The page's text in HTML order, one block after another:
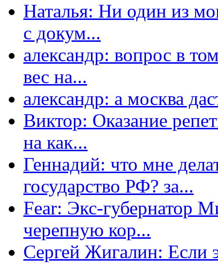
Наталья: Ни один из
с докум...
александр: вопрос в
вес на...
александр: а москва
Виктор: Оказание
на как...
Геннадий: что мне
государство РФ? за...
Fear: Экс-губернатор
черепную кор...
Сергей Жигалин: Если